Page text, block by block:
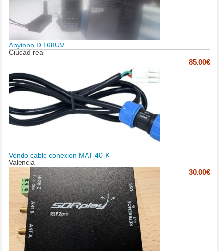
Anytone D 168UV
Ciudad real
85.00€
Vendo cable conexion MAT-40-K
Valencia
30.00€